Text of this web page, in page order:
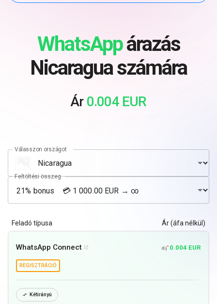
WhatsAppárazás
Nicaragua számára
Ár 0.004 EUR
Válasszon országot
Feltöltési összeg
Feladó típusa Ár (áfa nélkül)
WhatsApp Connect  díj* 0.004 EUR
REGISZTRÁCIÓ
 Kétirányú